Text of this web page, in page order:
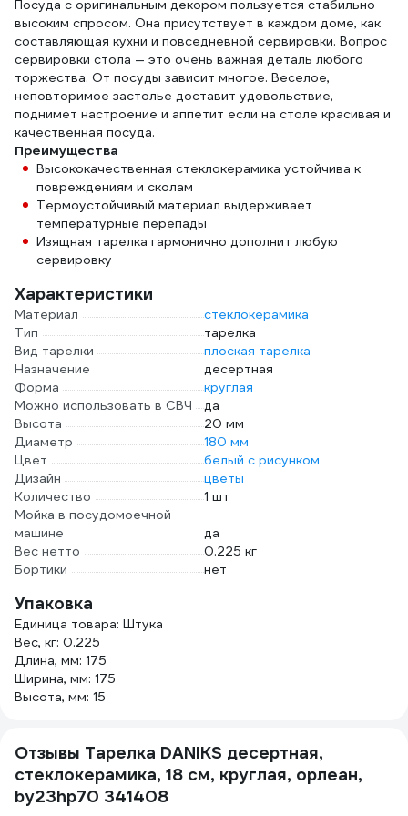
Посуда с оригинальным декором пользуется стабильно
высоким спросом. Она присутствует в каждом доме, как
составляющая кухни и повседневной сервировки. Вопрос
сервировки стола — это очень важная деталь любого
торжества. От посуды зависит многое. Веселое,
неповторимое застолье доставит удовольствие,
поднимет настроение и аппетит если на столе красивая и
качественная посуда.
Преимущества
Высококачественная стеклокерамика устойчива к
повреждениям и сколам
Термоустойчивый материал выдерживает
температурные перепады
Изящная тарелка гармонично дополнит любую
сервировку
Характеристики
Материал
стеклокерамика
Тип
тарелка
Вид тарелки
плоская тарелка
Назначение
десертная
Форма
круглая
Можно использовать в СВЧ
да
Высота
20 мм
Диаметр
180 мм
Цвет
белый с рисунком
Дизайн
цветы
Количество
1 шт
Мойка в посудомоечной
машине
да
Вес нетто
0.225 кг
Бортики
нет
Упаковка
Единица товара: Штука
Вес, кг: 0.225
Длина, мм: 175
Ширина, мм: 175
Высота, мм: 15
Отзывы Тарелка DANIKS десертная,
стеклокерамика, 18 см, круглая, орлеан,
by23hp70 341408